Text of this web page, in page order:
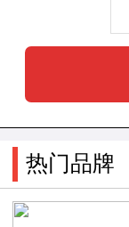
热门品牌